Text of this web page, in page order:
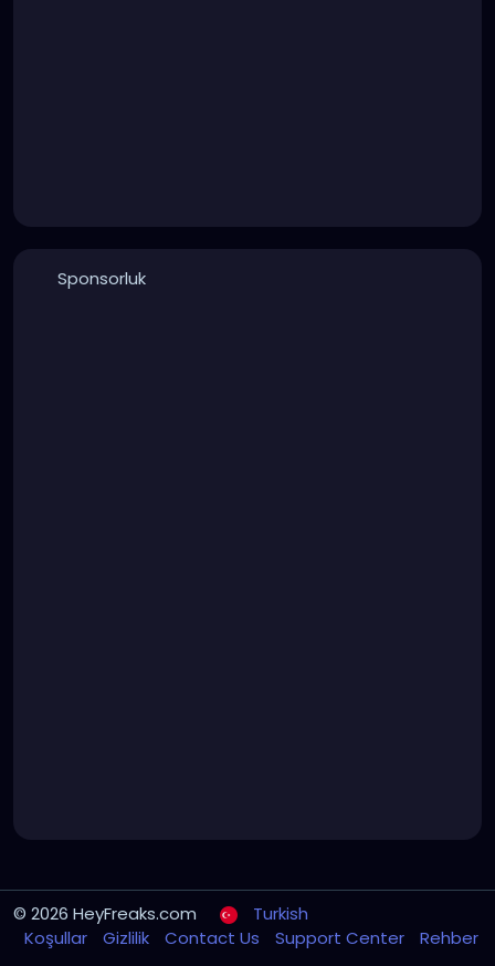
Sponsorluk
© 2026 HeyFreaks.com
Turkish
Koşullar
Gizlilik Contact Us Support Center Rehber